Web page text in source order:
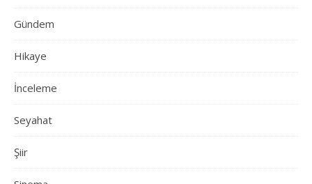
Gündem
Hikaye
İnceleme
Seyahat
Şiir